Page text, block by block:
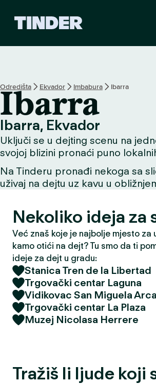
n
a
s
l
o
v
n
c
a
Odredišta Ekvador Imbabura Ibarra
Ibarra
Ibarra, Ekvador
Uključi se u dejting scenu na
svojoj blizini pronaći puno
Na Tinderu pronađi nekoga sa
uživaj na dejtu uz kavu u
Nekoliko ideja za
Već znaš koje je najbolje mjesto
kamo otići na dejt? Tu smo da ti
ideje za dejt u gradu:
Stanica Tren de la Libertad
Trgovački centar Laguna
Vidikovac San Miguela
Trgovački centar La Plaza
Muzej Nicolasa Herrere
Tražiš li ljude koji